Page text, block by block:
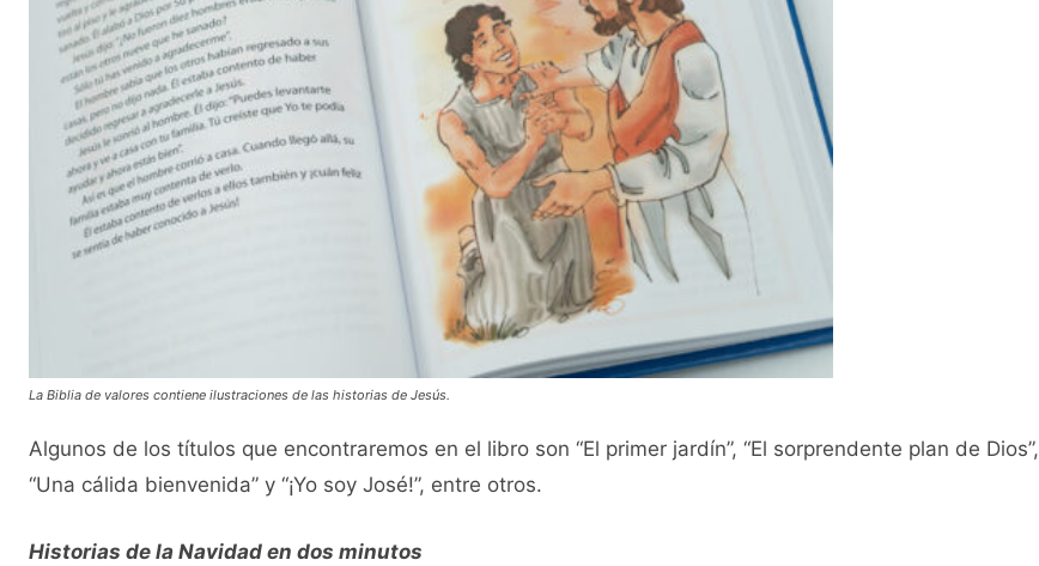
La Biblia de valores contiene ilustraciones de las historias de Jesús.
Algunos de los títulos que encontraremos en el libro son “El primer jardín”, “El sorprendente plan de Dios”,
“Una cálida bienvenida” y “¡Yo soy José!”, entre otros.
Historias de la Navidad en dos minutos